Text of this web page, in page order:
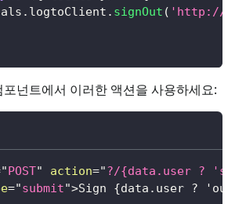
. logtoClient . signOut ( 'http://
넌트에서 이러한 액션을 사용하세요:
"POST" action="?/{data.user ?
="submit">Sign {data.user ?